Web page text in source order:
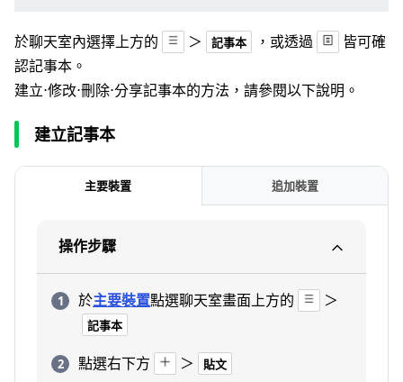
於聊天室內選擇上方的 ＞ 記事本 ，或透過
皆可確
認記事本。
建立⋅修改⋅刪除⋅分享記事本的方法，請參閱以下說明。
建立記事本
主要裝置 追加裝置
操作步驟
於主要裝置點選聊天室畫面上方的 ＞
記事本
點選右下方 ＞ 貼文